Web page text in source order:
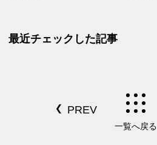
最近チェックした記事
一覧へ戻る